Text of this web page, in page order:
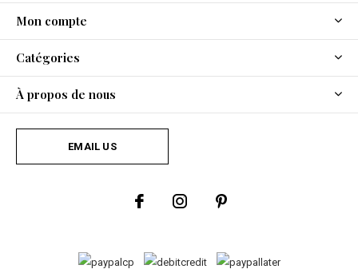
Mon compte
Catégories
À propos de nous
EMAIL US